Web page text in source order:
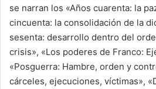
se narran los «Años cuarenta: la
cincuenta: la consolidación de la
sesenta: desarrollo dentro del
crisis», «Los poderes de Franco:
«Posguerra: Hambre, orden y
cárceles, ejecuciones, víctimas»,